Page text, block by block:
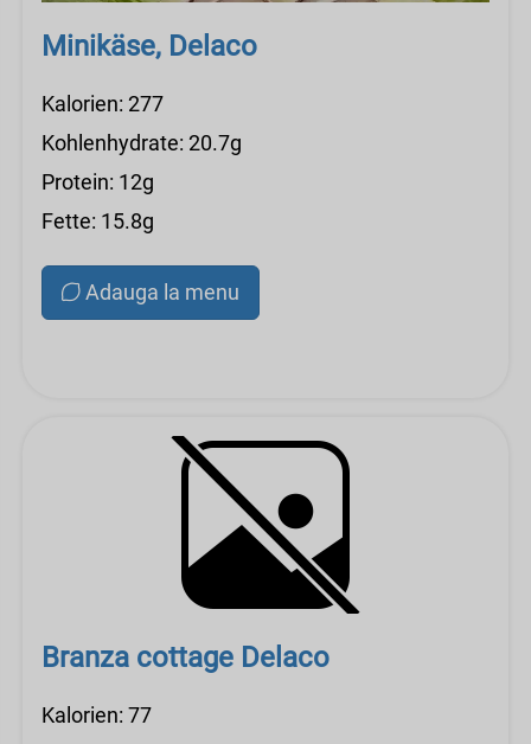
Minikäse, Delaco
Kalorien: 277
Kohlenhydrate: 20.7g
Protein: 12g
Fette: 15.8g
Adauga la menu
Branza cottage Delaco
Kalorien: 77